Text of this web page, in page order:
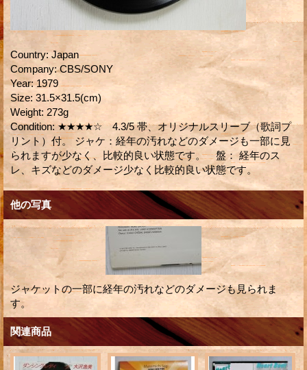
Country: Japan
Company: CBS/SONY
Year: 1979
Size: 31.5×31.5(cm)
Weight: 273g
Condition: ★★★★☆ 4.3/5 帯、オリジナルスリーブ（歌詞プ
リント）付。 ジャケ：経年の汚れなどのダメージも一部に見
られますが少なく、比較的良い状態です。 盤： 経年のス
レ、キズなどのダメージ少なく比較的良い状態です。
他の写真
ジャケットの一部に経年の汚れなどのダメージも見られま
す。
関連商品